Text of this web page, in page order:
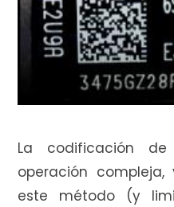
La codificación
operación
este método (y